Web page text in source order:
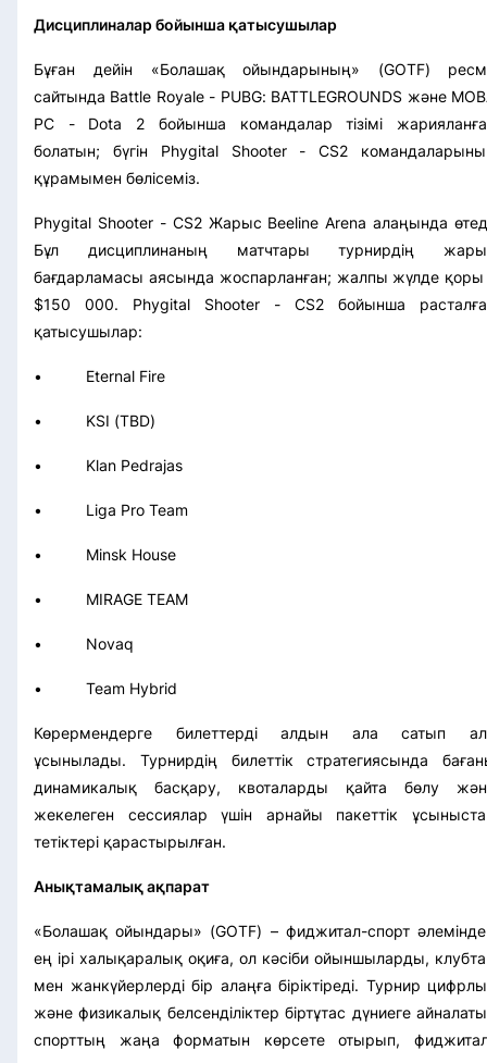
Дисциплиналар бойынша қатысушылар
Бұған дейін «Болашақ ойындарының» (GOTF)
сайтында Battle Royale - PUBG: BATTLEGROUNDS және
PC - Dota 2 бойынша командалар тізімі
болатын; бүгін Phygital Shooter - CS2
құрамымен бөлісеміз.
Phygital Shooter - CS2 Жарыс Beeline Arena алаңында
Бұл дисциплинаның матчтары турнирдің
бағдарламасы аясында жоспарланған; жалпы жүлде
$150 000. Phygital Shooter - CS2 бойынша
қатысушылар:
• Eternal Fire
• KSI (TBD)
• Klan Pedrajas
• Liga Pro Team
• Minsk House
• MIRAGE TEAM
• Novaq
• Team Hybrid
Көрермендерге билеттерді алдын ала сатып
ұсынылады. Турнирдің билеттік стратегиясында
динамикалық басқару, квоталарды қайта бөлу
жекелеген сессиялар үшін арнайы пакеттік
тетіктері қарастырылған.
Анықтамалық ақпарат
«Болашақ ойындары» (GOTF) – фиджитал-спорт
ең ірі халықаралық оқиға, ол кәсіби ойыншыларды,
мен жанкүйерлерді бір алаңға біріктіреді. Турнир
және физикалық белсенділіктер біртұтас дүниеге
спорттың жаңа форматын көрсете отырып,